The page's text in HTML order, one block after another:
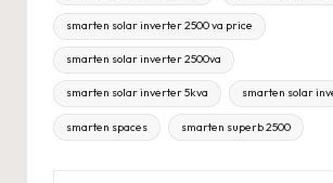
smarten solar inverter 2500 va price
smarten solar inverter 2500va
smarten solar inverter 5kva smarten solar
smarten spaces smarten superb 2500